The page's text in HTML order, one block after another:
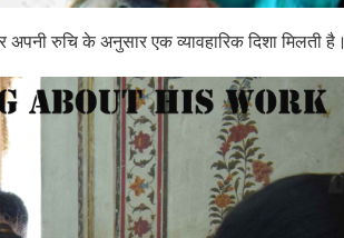
अपनी रुचि के अनुसार एक व्यावहारिक दिशा मिलती है।